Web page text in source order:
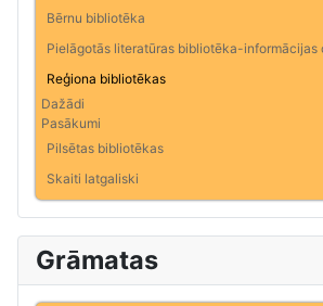
Bērnu bibliotēka
Pielāgotās literatūras bibliotēka-informācijas
Reģiona bibliotēkas
Dažādi
Pasākumi
Pilsētas bibliotēkas
Skaiti latgaliski
Grāmatas